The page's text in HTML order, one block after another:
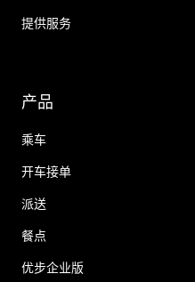
提供服务
产品
乘车
开车接单
派送
餐点
优步企业版